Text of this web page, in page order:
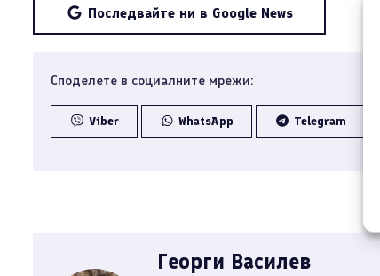
Последвайте ни в Google News
Споделете в социалните мрежи:
Viber WhatsApp Telegram
Георги Василев